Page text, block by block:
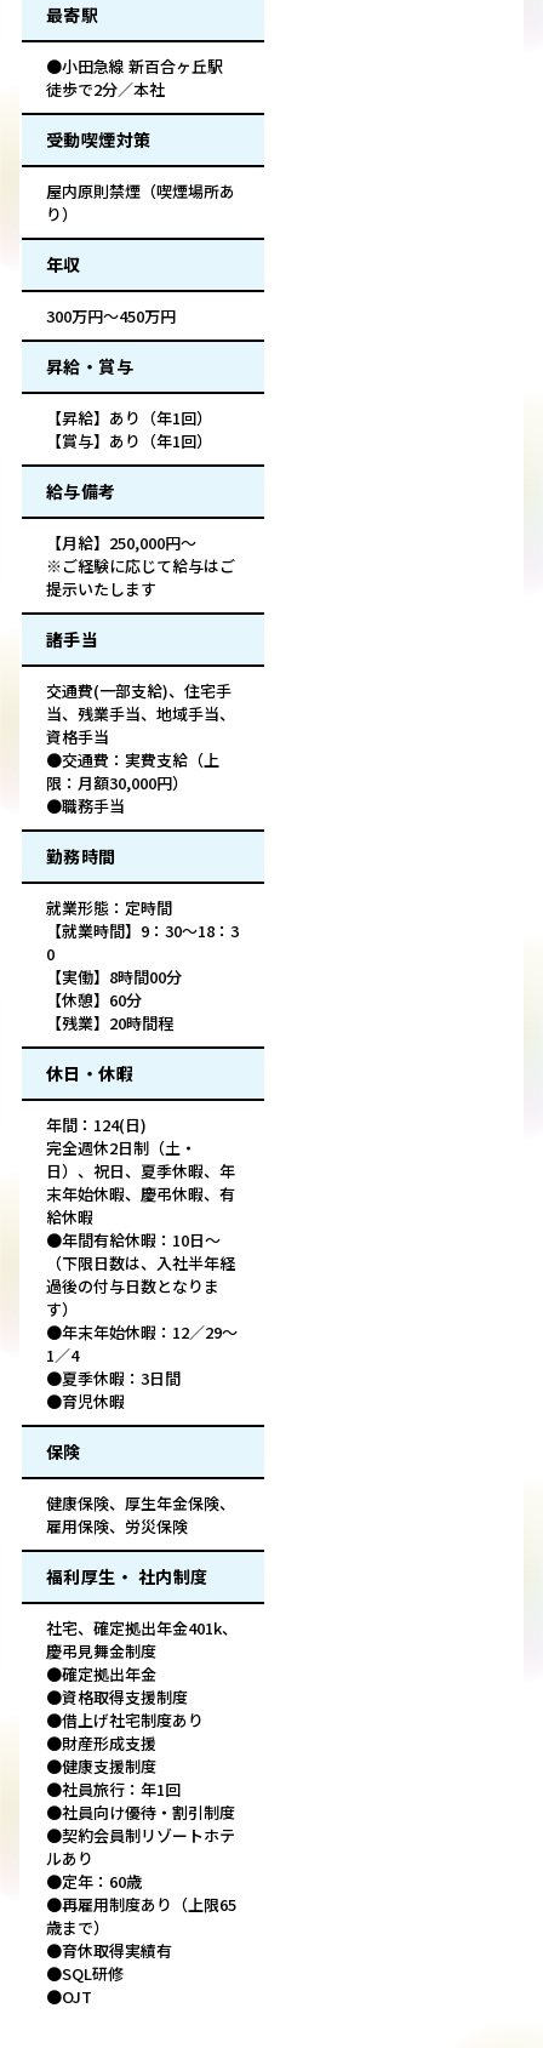
最寄駅
●小田急線 新百合ヶ丘駅
徒歩で2分／本社
受動喫煙対策
屋内原則禁煙（喫煙場所あ
り）
年収
300万円～450万円
昇給・賞与
【昇給】あり（年1回）
【賞与】あり（年1回）
給与備考
【月給】250,000円～
※ご経験に応じて給与はご
提示いたします
諸手当
交通費(一部支給)、住宅手
当、残業手当、地域手当、
資格手当
●交通費：実費支給（上
限：月額30,000円）
●職務手当
勤務時間
就業形態：定時間
【就業時間】9：30～18：3
0
【実働】8時間00分
【休憩】60分
【残業】20時間程
休日・休暇
年間：124(日)
完全週休2日制（土・
日）、祝日、夏季休暇、年
末年始休暇、慶弔休暇、有
給休暇
●年間有給休暇：10日～
（下限日数は、入社半年経
過後の付与日数となりま
す）
●年末年始休暇：12／29～
1／4
●夏季休暇：3日間
●育児休暇
保険
健康保険、厚生年金保険、
雇用保険、労災保険
福利厚生・ 社内制度
社宅、確定拠出年金401k、
慶弔見舞金制度
●確定拠出年金
●資格取得支援制度
●借上げ社宅制度あり
●財産形成支援
●健康支援制度
●社員旅行：年1回
●社員向け優待・割引制度
●契約会員制リゾートホテ
ルあり
●定年：60歳
●再雇用制度あり（上限65
歳まで）
●育休取得実績有
●SQL研修
●OJT